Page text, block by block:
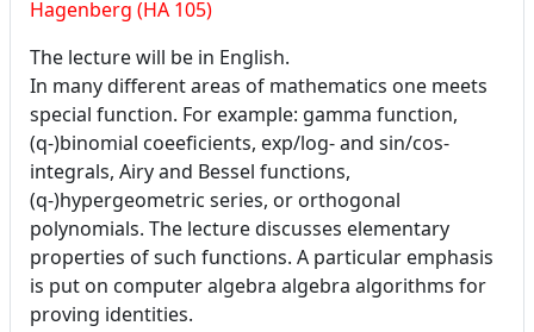
Hagenberg (HA 105)
The lecture will be in English.
In many different areas of mathematics one meets
special function. For example: gamma function,
(q-)binomial coeeficients, exp/log- and sin/cos-
integrals, Airy and Bessel functions,
(q-)hypergeometric series, or orthogonal
polynomials. The lecture discusses elementary
properties of such functions. A particular emphasis
is put on computer algebra algebra algorithms for
proving identities.